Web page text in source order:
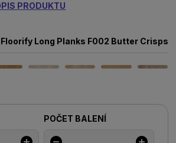
PRODUKTU
Floorify Long Planks F002 Butter Crisps
POČET BALENÍ